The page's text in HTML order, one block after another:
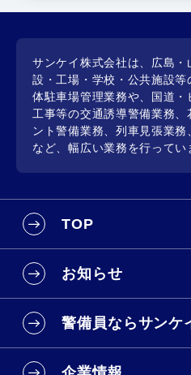
サンケイ株式会社は、広島
設・工場・学校・公共施設
体駐車場管理業務や、国道
工事等の交通誘導警備業務
ント警備業務、列車見張業
など、幅広い業務を行ってい
TOP
お知らせ
警備員ならサンケ